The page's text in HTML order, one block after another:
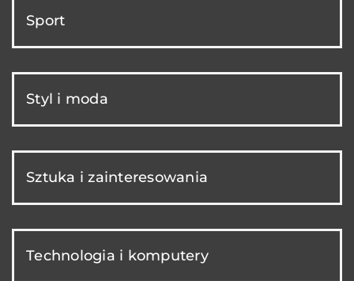
Sport
Styl i moda
Sztuka i zainteresowania
Technologia i komputery